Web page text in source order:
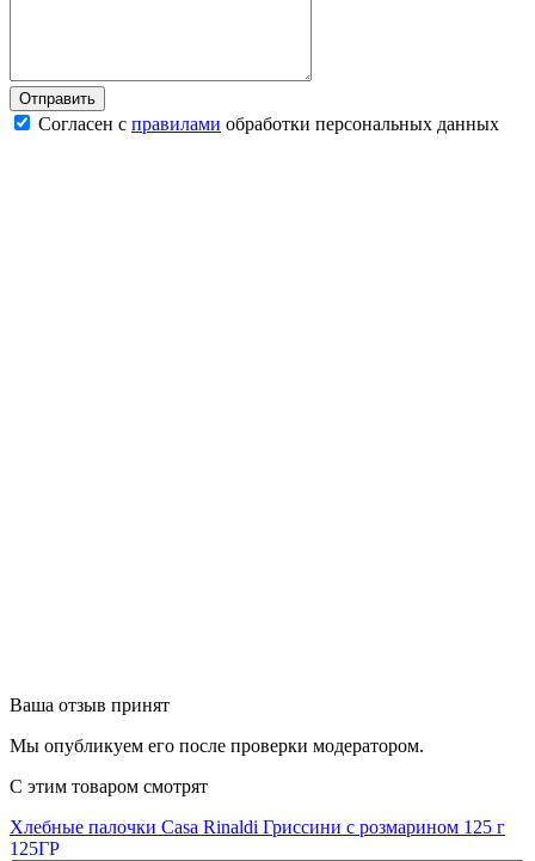
Согласен с правилами обработки персональных данных
Ваша отзыв принят
Мы опубликуем его после проверки модератором.
С этим товаром смотрят
Хлебные палочки Casa Rinaldi Гриссини с розмарином 125 г
125ГР